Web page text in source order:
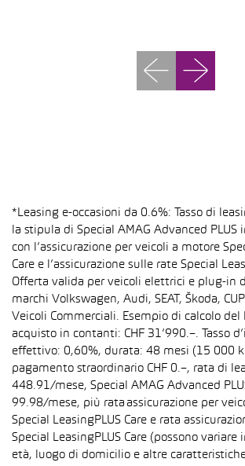
*Leasing e-occasioni da 0.6%: Tasso di
la stipula di Special AMAG Advanced PLUS
con l’assicurazione per veicoli a motore
Care e l’assicurazione sulle rate Special
Offerta valida per veicoli elettrici e plug-in
marchi Volkswagen, Audi, SEAT, Škoda,
Veicoli Commerciali. Esempio di calcolo del
acquisto in contanti: CHF 31’990.–. Tasso
effettivo: 0,60%, durata: 48 mesi (15 000
pagamento straordinario CHF 0.–, rata di
448.91/mese, Special AMAG Advanced
99.98/mese, più rata assicurazione per
Special LeasingPLUS Care e rata
Special LeasingPLUS Care (possono variare
età, luogo di domicilio e altre